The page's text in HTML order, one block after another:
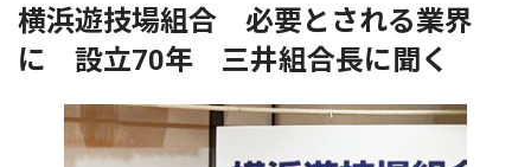
横浜遊技場組合 必要とされる業界
に 設立70年 三井組合長に聞く